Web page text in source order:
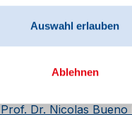
Auswahl erlauben
Ablehnen
Dr. Nicolas Bueno